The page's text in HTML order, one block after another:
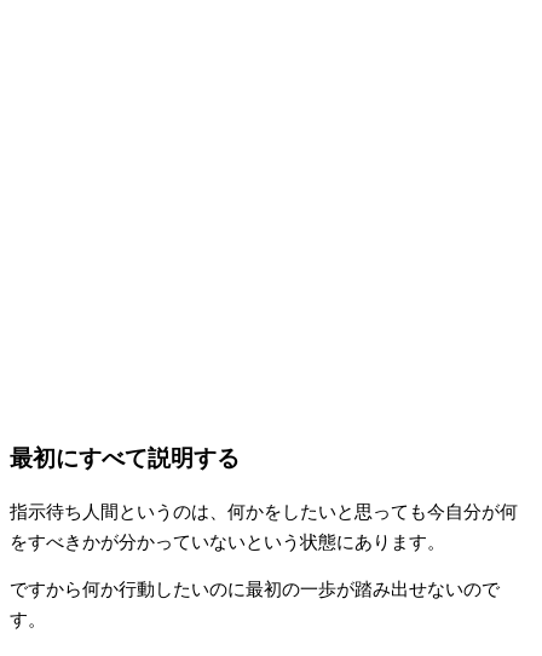
最初にすべて説明する
指示待ち人間というのは、何かをしたいと思っても今自分が何
をすべきかが分かっていないという状態にあります。
ですから何か行動したいのに最初の一歩が踏み出せないので
す。